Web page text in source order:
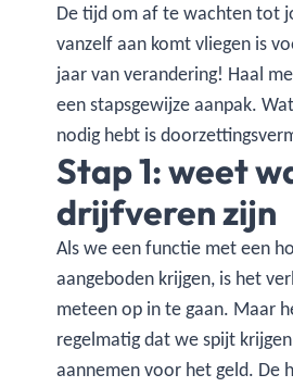
De tijd om af te wachten tot
vanzelf aan komt vliegen is
jaar van verandering! Haal
een stapsgewijze aanpak.
nodig hebt is
Stap 1: weet
drijfveren zijn
Als we een functie met een
aangeboden krijgen, is het
meteen op in te gaan. Maar
regelmatig dat we spijt
aannemen voor het geld. De